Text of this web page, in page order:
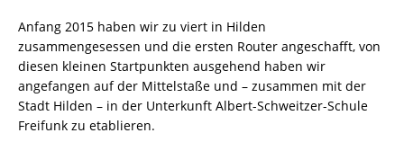
Anfang 2015 haben wir zu viert in Hilden
zusammengesessen und die ersten Router angeschafft, von
diesen kleinen Startpunkten ausgehend haben wir
angefangen auf der Mittelstaße und – zusammen mit der
Stadt Hilden – in der Unterkunft Albert-Schweitzer-Schule
Freifunk zu etablieren.